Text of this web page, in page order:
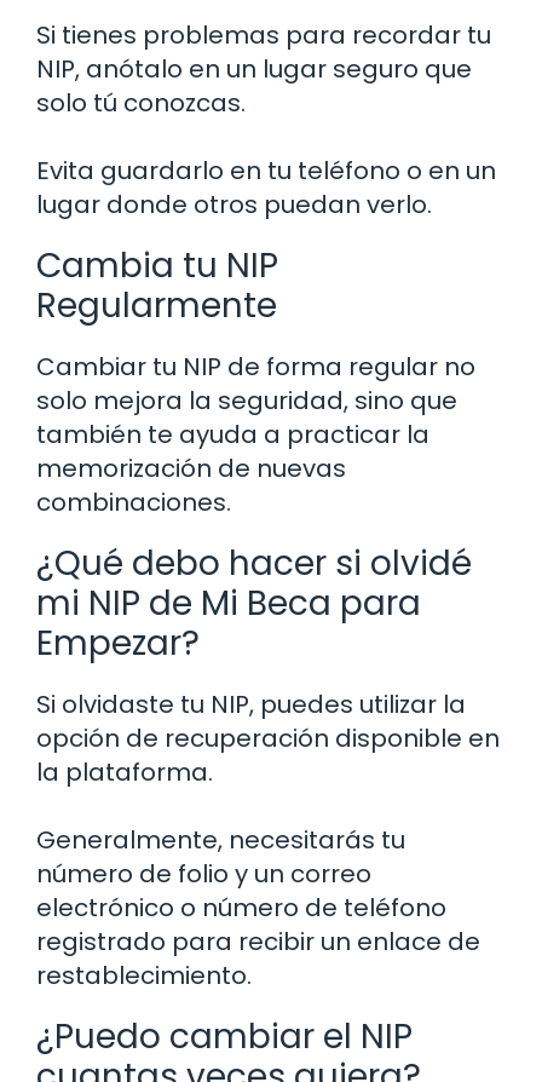
Si tienes problemas para recordar tu
NIP, anótalo en un lugar seguro que
solo tú conozcas.
Evita guardarlo en tu teléfono o en un
lugar donde otros puedan verlo.
Cambia tu NIP
Regularmente
Cambiar tu NIP de forma regular no
solo mejora la seguridad, sino que
también te ayuda a practicar la
memorización de nuevas
combinaciones.
¿Qué debo hacer si olvidé
mi NIP de Mi Beca para
Empezar?
Si olvidaste tu NIP, puedes utilizar la
opción de recuperación disponible en
la plataforma.
Generalmente, necesitarás tu
número de folio y un correo
electrónico o número de teléfono
registrado para recibir un enlace de
restablecimiento.
¿Puedo cambiar el NIP